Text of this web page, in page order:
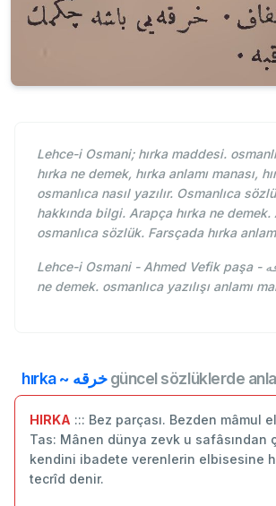
Lehce-i Osmani; hırka maddesi.
hırka ne demek, hırka anlamı manası,
osmanlıca nasıl yazılır. Osmanlıca
hakkında bilgi. Arapça hırka ne demek.
osmanlıca sözlük. Farsçada hırka
Lehce-i Osmani - Ahmed Vefik paşa - خرقه hırka
ne demek. osmanlıca yazılışı anlamı
hırka ~ خرقهgüncel sözlüklerde
HIRKA ::: Bez parçası. Bezden mâmul
Tas: Mânen dünya zevk u safâsından
kendini ibadete verenlerin elbisesine
tecrîd denir.